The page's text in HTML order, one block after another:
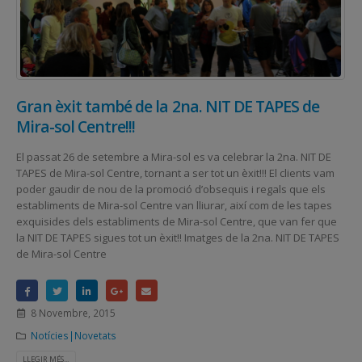
Gran èxit també de la 2na. NIT DE TAPES de
Mira-sol Centre!!!
El passat 26 de setembre a Mira-sol es va celebrar la 2na. NIT DE
TAPES de Mira-sol Centre, tornant a ser tot un èxit!!! El clients vam
poder gaudir de nou de la promoció d’obsequis i regals que els
establiments de Mira-sol Centre van lliurar, així com de les tapes
exquisides dels establiments de Mira-sol Centre, que van fer que
la NIT DE TAPES sigues tot un èxit!! Imatges de la 2na. NIT DE TAPES
de Mira-sol Centre
8 Novembre, 2015
Notícies|Novetats
LLEGIR MÉS...